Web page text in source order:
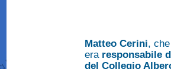
Matteo Cerini,
era responsabile
del Collegio